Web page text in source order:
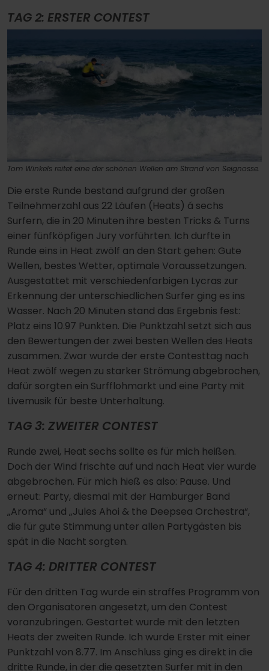
TAG 2: ERSTER CONTEST
Tom Winkels reitet eine der schönen Wellen am Strand von Seignosse.
Die erste Runde bestand aufgrund der großen
Teilnehmerzahl aus 22 Läufen (Heats) á sechs
Surfern, die in 20 Minuten ihre besten Tricks & Turns
einer fünfköpfigen Jury vorführten. Ich durfte in
Runde eins in Heat zwölf an den Start gehen: Gute
Wellen, bestes Wetter, optimale Voraussetzungen.
Ausgestattet mit verschiedenfarbigen Lycras zur
Erkennung der unterschiedlichen Surfer ging es ins
Wasser. Nach 20 Minuten stand das Ergebnis fest:
Platz eins 10.97 Punkten. Die Punktzahl setzt sich aus
den Bewertungen der zwei besten Wellen des Heats
zusammen. Zwar wurde der erste Contesttag nach
Heat zwölf wegen zu starker Strömung abgebrochen,
dafür sorgten ein Surfflohmarkt und eine Party mit
Livemusik für beste Unterhaltung.
TAG 3: ZWEITER CONTEST
Runde zwei, Heat sechs sollte es für mich heißen.
Doch der Wind frischte auf und nach Heat vier wurde
abgebrochen. Für mich hieß es also: Pause. Und
erneut: Party, diesmal mit der Hamburger Band
„Aroma“ und „Jules Ahoi & the Deepsea Orchestra“,
die für gute Stimmung unter allen Partygästen bis
spät in die Nacht sorgten.
TAG 4: DRITTER CONTEST
Für den dritten Tag wurde ein straffes Programm von
den Organisatoren angesetzt, um den Contest
voranzubringen. Gestartet wurde mit den letzten
Heats der zweiten Runde. Ich wurde Erster mit einer
Punktzahl von 8.77. Im Anschluss ging es direkt in die
dritte Runde, in der die gesetzten Surfer mit in den